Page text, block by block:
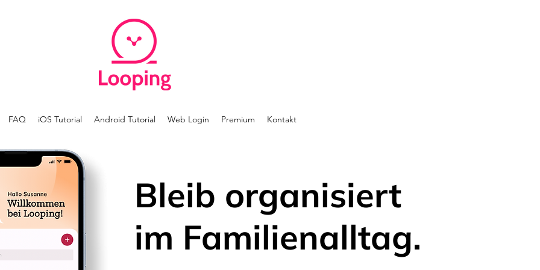
FAQ iOS Tutorial Android Tutorial Web Login Premium Kontakt
Bleib organisiert
im Familienalltag.